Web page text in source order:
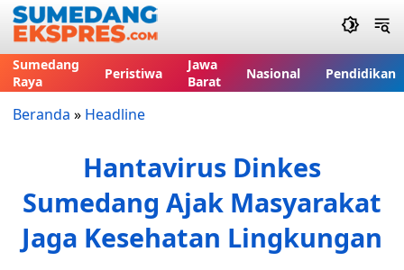
Sumedang
Raya
Peristiwa
Jawa
Barat
Nasional Pendidikan
Beranda » Headline
Hantavirus Dinkes
Sumedang Ajak Masyarakat
Jaga Kesehatan Lingkungan